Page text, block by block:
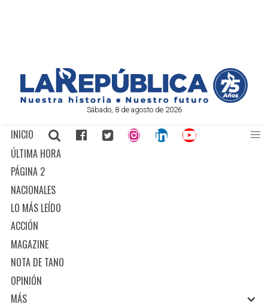
Sábado, 8 de agosto de 2026
INICIO
ÚLTIMA HORA
PÁGINA 2
NACIONALES
LO MÁS LEÍDO
ACCIÓN
MAGAZINE
NOTA DE TANO
OPINIÓN
MÁS